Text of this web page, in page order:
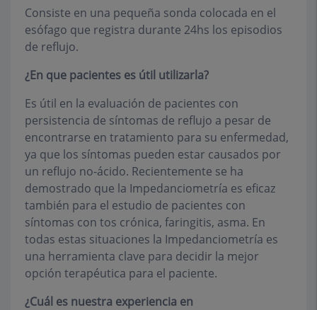
Consiste en una pequeña sonda colocada en el
esófago que registra durante 24hs los episodios
de reflujo.
¿En que pacientes es útil utilizarla?
Es útil en la evaluación de pacientes con
persistencia de síntomas de reflujo a pesar de
encontrarse en tratamiento para su enfermedad,
ya que los síntomas pueden estar causados por
un reflujo no-ácido. Recientemente se ha
demostrado que la Impedanciometría es eficaz
también para el estudio de pacientes con
síntomas con tos crónica, faringitis, asma. En
todas estas situaciones la Impedanciometría es
una herramienta clave para decidir la mejor
opción terapéutica para el paciente.
¿Cuál es nuestra experiencia en